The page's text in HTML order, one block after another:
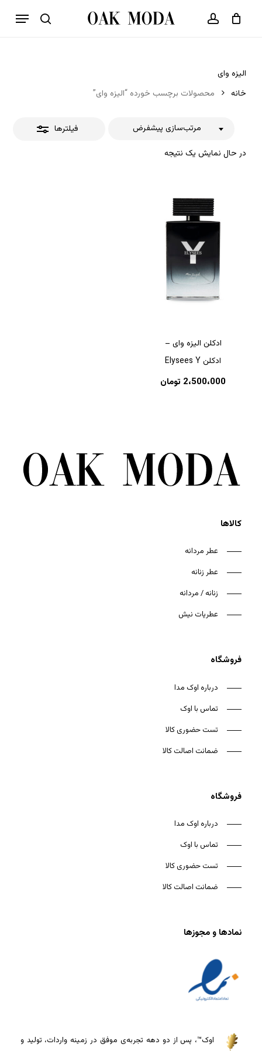
جستجو حساب کاربری
فهرست
سبد خرید بستن
هیچ محصولی در سبد خرید نیست.
الیزه وای
خانه
محصولات برچسب خورده “الیزه وای”
فیلترها
در حال نمایش یک نتیجه
مرتب‌سازی پیشفرض
بستن
ادکلن الیزه وای –
ادکلن Elysees Y
2،500،000 تومان
کالاها
عطر مردانه
عطر زنانه
زنانه / مردانه
عطریات نیش
فروشگاه
درباره اوک مدا
تماس با اوک
تست حضوری کالا
ضمانت اصالت کالا
فروشگاه
درباره اوک مدا
تماس با اوک
تست حضوری کالا
ضمانت اصالت کالا
نمادها و مجوزها
اوک™، پس از دو دهه تجربه‌ی موفق در زمینه واردات، تولید و